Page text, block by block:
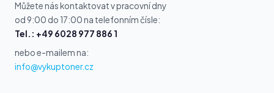
Můžete nás kontaktovat v pracovní dny
od 9:00 do 17:00 na telefonním čísle:
Tel.: +49 6028 977 886 1
nebo e-mailem na:
info@vykuptoner.cz